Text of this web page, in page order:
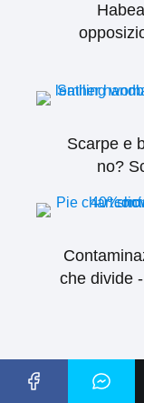
Scarpe e
no?
che divide
Lascia un